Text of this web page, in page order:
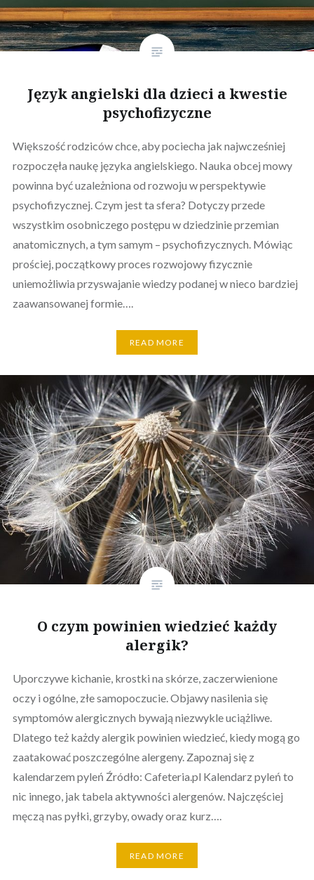
Język angielski dla dzieci a kwestie
psychofizyczne
Większość rodziców chce, aby pociecha jak najwcześniej
rozpoczęła naukę języka angielskiego. Nauka obcej mowy
powinna być uzależniona od rozwoju w perspektywie
psychofizycznej. Czym jest ta sfera? Dotyczy przede
wszystkim osobniczego postępu w dziedzinie przemian
anatomicznych, a tym samym – psychofizycznych. Mówiąc
prościej, początkowy proces rozwojowy fizycznie
uniemożliwia przyswajanie wiedzy podanej w nieco bardziej
zaawansowanej formie….
READ MORE
O czym powinien wiedzieć każdy
alergik?
Uporczywe kichanie, krostki na skórze, zaczerwienione
oczy i ogólne, złe samopoczucie. Objawy nasilenia się
symptomów alergicznych bywają niezwykle uciążliwe.
Dlatego też każdy alergik powinien wiedzieć, kiedy mogą go
zaatakować poszczególne alergeny. Zapoznaj się z
kalendarzem pyleń Źródło: Cafeteria.pl Kalendarz pyleń to
nic innego, jak tabela aktywności alergenów. Najczęściej
męczą nas pyłki, grzyby, owady oraz kurz….
READ MORE